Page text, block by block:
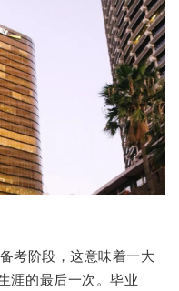
考阶段，这意味着一大
涯的最后一次。毕业